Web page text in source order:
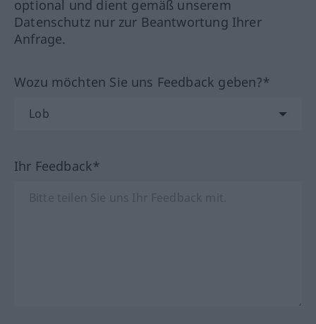
optional und dient gemäß unserem
Datenschutz nur zur Beantwortung Ihrer
Anfrage.
Wozu möchten Sie uns Feedback geben?*
Ihr Feedback*